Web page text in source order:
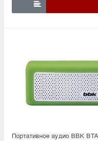

Портативное аудио BBK